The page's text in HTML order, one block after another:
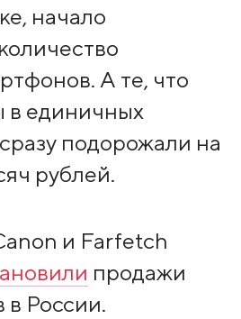
начало
А те, что
в единичных
подорожали на
рублей.
и Farfetch
продажи
в России.